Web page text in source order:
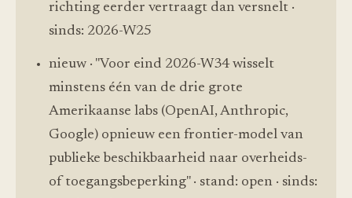
richting eerder vertraagt dan versnelt ·
sinds: 2026-W25
nieuw · "Voor eind 2026-W34 wisselt
minstens één van de drie grote
Amerikaanse labs (OpenAI, Anthropic,
Google) opnieuw een frontier-model van
publieke beschikbaarheid naar overheids-
of toegangsbeperking" · stand: open · sinds: